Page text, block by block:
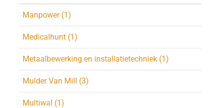
Manpower (1)
Medicalhunt (1)
Metaalbewerking en installatietechniek (1)
Mulder Van Mill (3)
Multiwal (1)